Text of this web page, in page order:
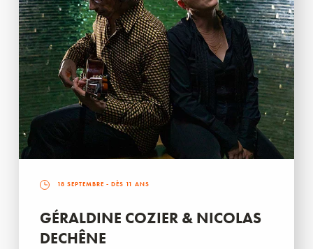
18 SEPTEMBRE - DÈS 11 ANS
GÉRALDINE COZIER & NICOLAS
DECHÊNE